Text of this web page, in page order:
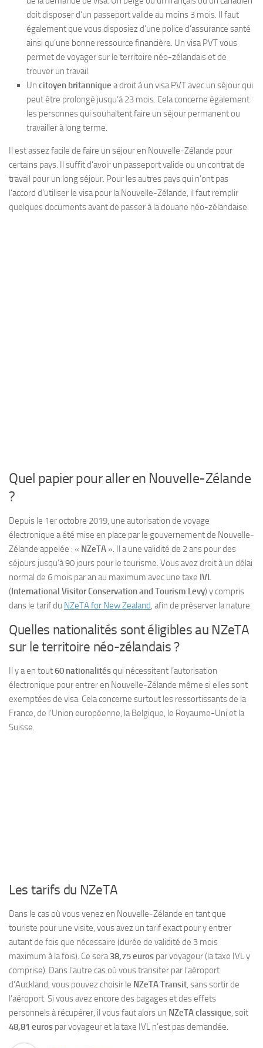
doit disposer d’un passeport valide au moins 3 mois. Il faut
également que vous disposiez d’une police d’assurance santé
ainsi qu’une bonne ressource financière. Un visa PVT vous
permet de voyager sur le territoire néo-zélandais et de
trouver un travail.
Un citoyen britannique a droit à un visa PVT avec un séjour qui
peut être prolongé jusqu’à 23 mois. Cela concerne également
les personnes qui souhaitent faire un séjour permanent ou
travailler à long terme.
Il est assez facile de faire un séjour en Nouvelle-Zélande pour
certains pays. Il suffit d’avoir un passeport valide ou un contrat de
travail pour un long séjour. Pour les autres pays qui n’ont pas
l’accord d’utiliser le visa pour la Nouvelle-Zélande, il faut remplir
quelques documents avant de passer à la douane néo-zélandaise.
Quel papier pour aller en Nouvelle-Zélande
?
Depuis le 1er octobre 2019, une autorisation de voyage
électronique a été mise en place par le gouvernement de Nouvelle-
Zélande appelée : « NZeTA ». Il a une validité de 2 ans pour des
séjours jusqu’à 90 jours pour le tourisme. Vous avez droit à un délai
normal de 6 mois par an au maximum avec une taxe IVL
(International Visitor Conservation and Tourism Levy) y compris
dans le tarif du NZeTA for New Zealand, afin de préserver la nature.
Quelles nationalités sont éligibles au NZeTA
sur le territoire néo-zélandais ?
Il y a en tout60 nationalitésqui nécessitent l’autorisation
électronique pour entrer en Nouvelle-Zélande même si elles sont
exemptées de visa. Cela concerne surtout les ressortissants de la
France, de l’Union européenne, la Belgique, le Royaume-Uni et la
Suisse.
Les tarifs du NZeTA
Dans le cas où vous venez en Nouvelle-Zélande en tant que
touriste pour une visite, vous avez un tarif exact pour y entrer
autant de fois que nécessaire (durée de validité de 3 mois
maximum à la fois). Ce sera38,75 euros par voyageur (la taxe IVL y
comprise). Dans l’autre cas où vous transiter par l’aéroport
d’Auckland, vous pouvez choisir le NZeTA Transit, sans sortir de
l’aéroport. Si vous avez encore des bagages et des effets
personnels à récupérer, il vous faut alors un NZeTA classique, soit
48,81 euros par voyageur et la taxe IVL n’est pas demandée.